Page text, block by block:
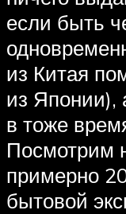
если быть
из Китая
из Японии),
в тоже
Посмотрим
примерно
бытовой